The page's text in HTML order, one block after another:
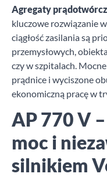
Agregaty
kluczowe rozwiązanie
ciągłość zasilania są
przemysłowych,
czy w szpitalach.
prądnice i wyciszone
ekonomiczną pracę w
AP 770 V
moc i
silnikiem